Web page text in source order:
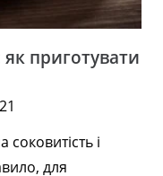
як приготувати
соковитість і
для